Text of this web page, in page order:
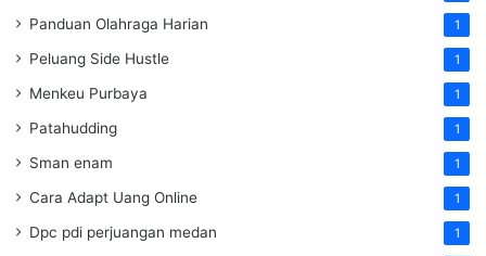
Panduan Olahraga Harian 1
Peluang Side Hustle 1
Menkeu Purbaya 1
Patahudding 1
Sman enam 1
Cara Adapt Uang Online 1
Dpc pdi perjuangan medan 1